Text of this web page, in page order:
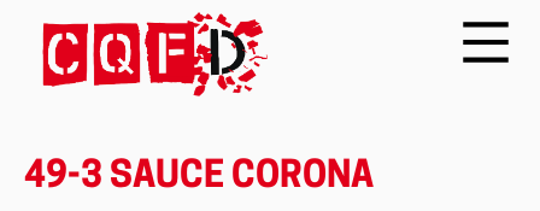
49-3 SAUCE CORONA